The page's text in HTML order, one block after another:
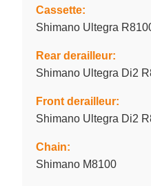
Cassette:
Shimano Ultegra
Rear derailleur:
Shimano Ultegra Di2
Front derailleur:
Shimano Ultegra Di2
Chain:
Shimano M8100